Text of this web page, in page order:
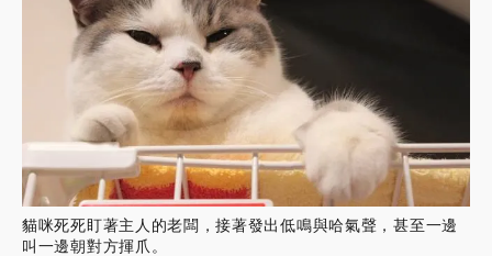
貓咪死死盯著主人的老闆，接著發出低鳴與哈氣聲，甚至一邊
叫一邊朝對方揮爪。